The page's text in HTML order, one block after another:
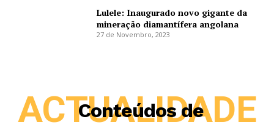
Lulele: Inaugurado novo gigante da
mineração diamantífera angolana
27 de Novembro, 2023
Conteúdos de
ACTUALIDADE